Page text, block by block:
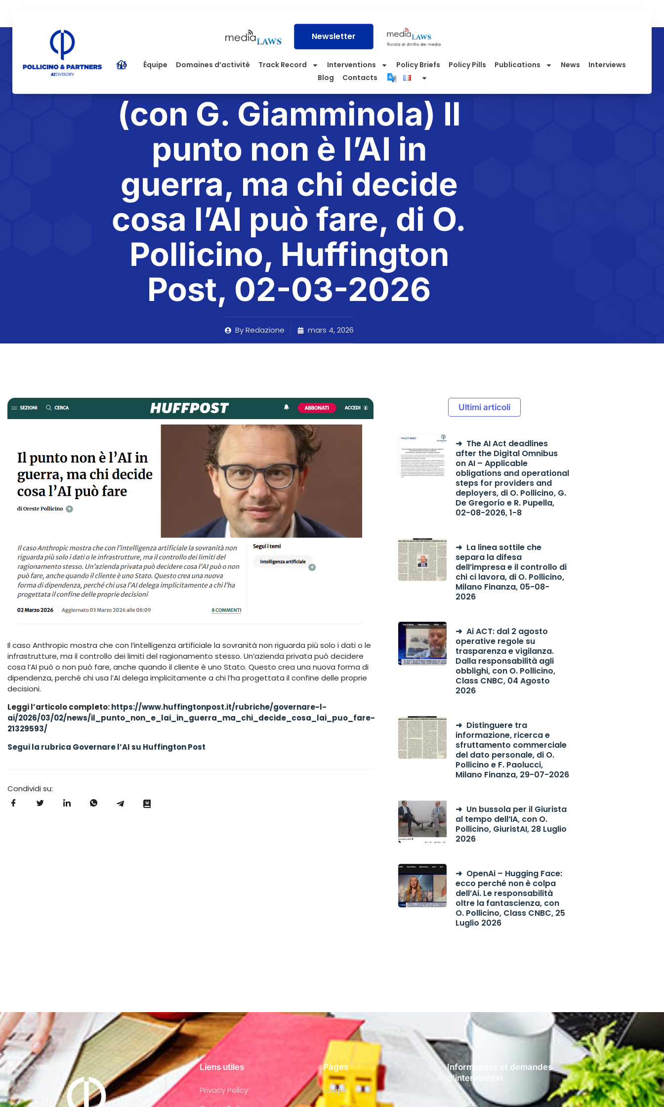
Newsletter
Home Équipe Domaines d’activité Track Record Interventions Policy Briefs Policy Pills Publications News
Interviews
Blog
Contacts
(con G. Giamminola) Il
punto non è l’AI in
guerra, ma chi decide
cosa l’AI può fare, di O.
Pollicino, Huffington
Post, 02-03-2026
ByRedazione mars 4, 2026
Il caso Anthropic mostra che con l’intelligenza artificiale la sovranità non riguarda più solo i dati o le
infrastrutture, ma il controllo dei limiti del ragionamento stesso. Un’azienda privata può decidere
cosa l’AI può o non può fare, anche quando il cliente è uno Stato. Questo crea una nuova forma di
dipendenza, perché chi usa l’AI delega implicitamente a chi l’ha progettata il confine delle proprie
decisioni.
Leggi l’articolo completo:https://www.huffingtonpost.it/rubriche/governare-l-
ai/2026/03/02/news/il_punto_non_e_lai_in_guerra_ma_chi_decide_cosa_lai_puo_fare-
21329593/
Segui la rubrica Governare l’AI su Huffington Post
Condividi su:
Ultimi articoli
The AI Act deadlines
after the Digital Omnibus
on AI – Applicable
obligations and operational
steps for providers and
deployers, di O. Pollicino, G.
De Gregorio e R. Pupella,
02-08-2026, 1-8
La linea sottile che
separa la difesa
dell’impresa e il controllo di
chi ci lavora, di O. Pollicino,
Milano Finanza, 05-08-
2026
Ai ACT: dal 2 agosto
operative regole su
trasparenza e vigilanza.
Dalla responsabilità agli
obblighi, con O. Pollicino,
Class CNBC, 04 Agosto
2026
Distinguere tra
informazione, ricerca e
sfruttamento commerciale
del dato personale, di O.
Pollicino e F. Paolucci,
Milano Finanza, 29-07-2026
Un bussola per il Giurista
al tempo dell’IA, con O.
Pollicino, GiuristAI, 28 Luglio
2026
OpenAi – Hugging Face:
ecco perché non è colpa
dell’Ai. Le responsabilità
oltre la fantascienza, con
O. Pollicino, Class CNBC, 25
Luglio 2026
Liens utiles
Privacy Policy
Pages
Équipe
Informations et demandes
d’intervention